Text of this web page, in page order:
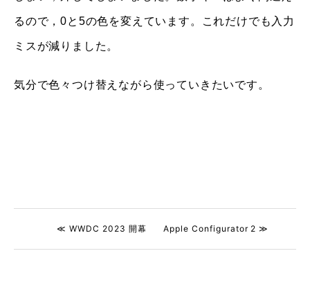
るので，0と5の色を変えています。これだけでも入力
ミスが減りました。
気分で色々つけ替えながら使っていきたいです。
≪ WWDC 2023 開幕 Apple Configurator 2 ≫